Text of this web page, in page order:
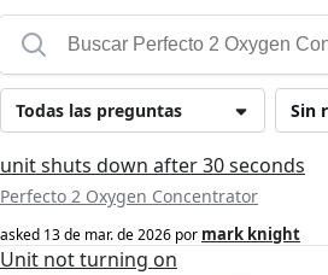
Sin
Todas las preguntas
unit shuts down after 30 seconds
Perfecto 2 Oxygen Concentrator
asked 13 de mar. de 2026 por mark knight
Unit not turning on